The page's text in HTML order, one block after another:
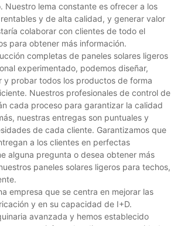
Nuestro lema constante es ofrecer a los
y de alta calidad, y generar valor
colaborar con clientes de todo el
para obtener más información.
completas de paneles solares ligeros
experimentado, podemos diseñar,
y probar todos los productos de forma
Nuestros profesionales de control de
cada proceso para garantizar la calidad
nuestras entregas son puntuales y
de cada cliente. Garantizamos que
a los clientes en perfectas
alguna pregunta o desea obtener más
paneles solares ligeros para techos,
empresa que se centra en mejorar las
y en su capacidad de I+D.
avanzada y hemos establecido